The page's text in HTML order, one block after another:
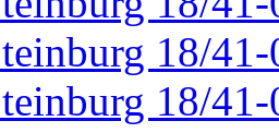
18/41-
18/41-